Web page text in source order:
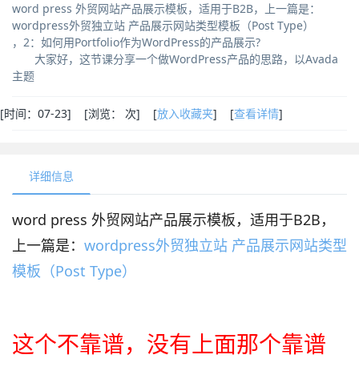
word press 外贸网站产品展示模板，适用于B2B，上一篇是：
wordpress外贸独立站 产品展示网站类型模板（Post Type）
，2：如何用Portfolio作为WordPress的产品展示?
大家好，这节课分享一个做WordPress产品的思路，以Avada
主题
[时间：07-23] [浏览： 次] [放入收藏夹] [查看详情]
详细信息
word press 外贸网站产品展示模板，适用于B2B，
上一篇是： wordpress外贸独立站 产品展示网站类型
模板（Post Type）
这个不靠谱，没有上面那个靠谱